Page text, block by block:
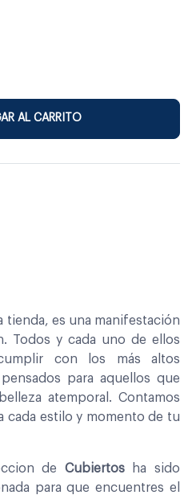
AL CARRITO
tienda, es una manifestación
Todos y cada uno de ellos
con los más altos
para aquellos que
atemporal. Contamos
cada estilo y momento de tu
de Cubiertosha sido
para que encuentres el